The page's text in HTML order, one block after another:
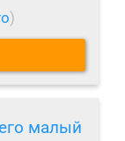
)
малый